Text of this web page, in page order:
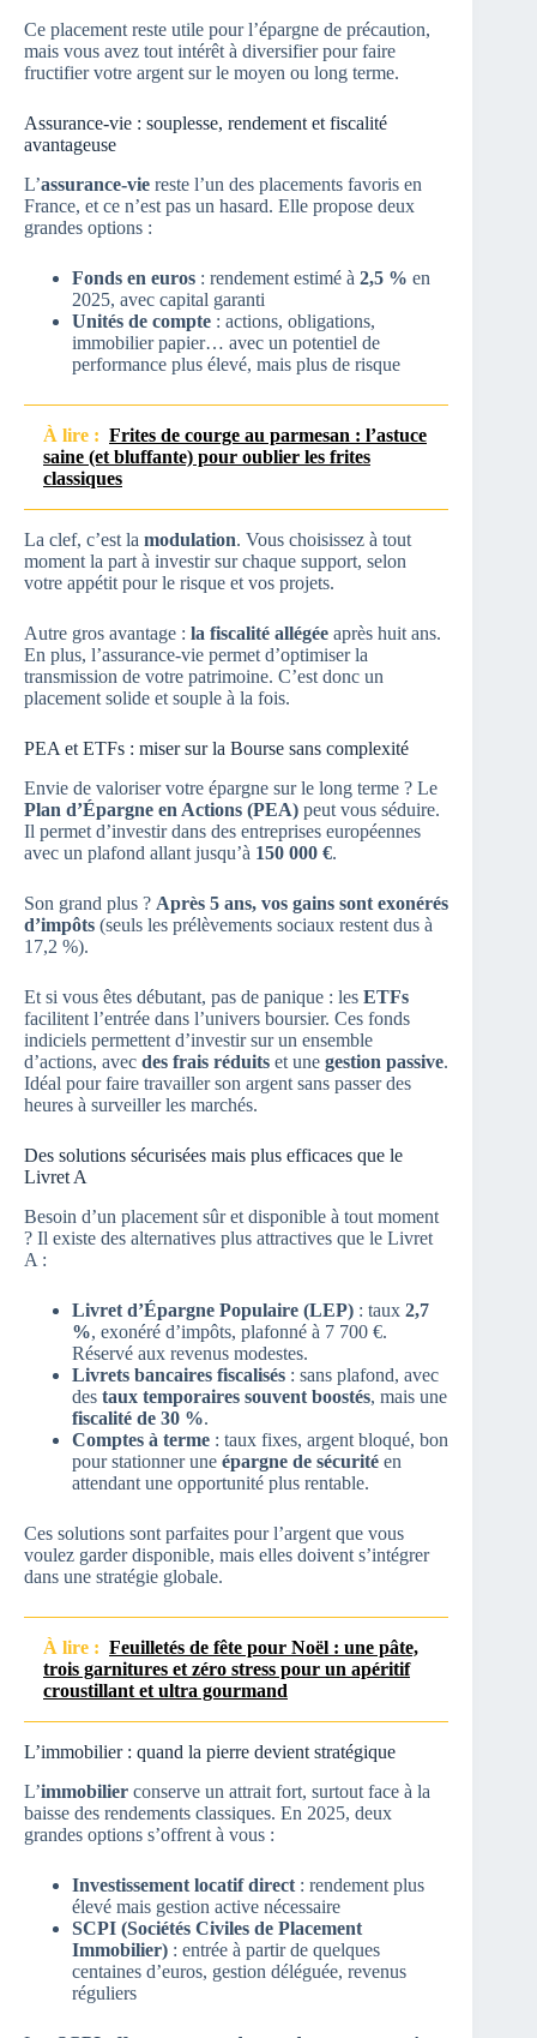
Ce placement reste utile pour l’épargne de précaution,
mais vous avez tout intérêt à diversifier pour faire
fructifier votre argent sur le moyen ou long terme.
Assurance-vie : souplesse, rendement et fiscalité
avantageuse
L’assurance-vie reste l’un des placements favoris en
France, et ce n’est pas un hasard. Elle propose deux
grandes options :
Fonds en euros : rendement estimé à 2,5 % en
2025, avec capital garanti
Unités de compte : actions, obligations,
immobilier papier… avec un potentiel de
performance plus élevé, mais plus de risque
À lire : Frites de courge au parmesan : l’astuce
saine (et bluffante) pour oublier les frites
classiques
La clef, c’est la modulation. Vous choisissez à tout
moment la part à investir sur chaque support, selon
votre appétit pour le risque et vos projets.
Autre gros avantage : la fiscalité allégée après huit ans.
En plus, l’assurance-vie permet d’optimiser la
transmission de votre patrimoine. C’est donc un
placement solide et souple à la fois.
PEA et ETFs : miser sur la Bourse sans complexité
Envie de valoriser votre épargne sur le long terme ? Le
Plan d’Épargne en Actions (PEA) peut vous séduire.
Il permet d’investir dans des entreprises européennes
avec un plafond allant jusqu’à 150 000 €.
Son grand plus ? Après 5 ans, vos gains sont exonérés
d’impôts (seuls les prélèvements sociaux restent dus à
17,2 %).
Et si vous êtes débutant, pas de panique : les ETFs
facilitent l’entrée dans l’univers boursier. Ces fonds
indiciels permettent d’investir sur un ensemble
d’actions, avec des frais réduits et une gestion passive.
Idéal pour faire travailler son argent sans passer des
heures à surveiller les marchés.
Des solutions sécurisées mais plus efficaces que le
Livret A
Besoin d’un placement sûr et disponible à tout moment
? Il existe des alternatives plus attractives que le Livret
A :
Livret d’Épargne Populaire (LEP) : taux 2,7
%, exonéré d’impôts, plafonné à 7 700 €.
Réservé aux revenus modestes.
Livrets bancaires fiscalisés : sans plafond, avec
des taux temporaires souvent boostés, mais une
fiscalité de 30 %.
Comptes à terme : taux fixes, argent bloqué, bon
pour stationner une épargne de sécurité en
attendant une opportunité plus rentable.
Ces solutions sont parfaites pour l’argent que vous
voulez garder disponible, mais elles doivent s’intégrer
dans une stratégie globale.
À lire : Feuilletés de fête pour Noël : une pâte,
trois garnitures et zéro stress pour un apéritif
croustillant et ultra gourmand
L’immobilier : quand la pierre devient stratégique
L’immobilier conserve un attrait fort, surtout face à la
baisse des rendements classiques. En 2025, deux
grandes options s’offrent à vous :
Investissement locatif direct : rendement plus
élevé mais gestion active nécessaire
SCPI (Sociétés Civiles de Placement
Immobilier) : entrée à partir de quelques
centaines d’euros, gestion déléguée, revenus
réguliers